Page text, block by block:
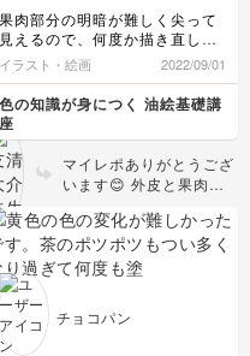
にしています！
果肉部分の明暗が難しく尖って
見えるので、何度か描き直した
のですが、同じになってしまい
ます。再度描き直してみたいと
思います。
イラスト・絵画 2022/09/01
色の知識が身につく 油絵基礎講
座
マイレポありがとうござ
います😊 外皮と果肉の
よく出来ていますね！果
肉部分の側面と上面の境
界である角にもう少し強
見えるのではないでしょ
チョコパン